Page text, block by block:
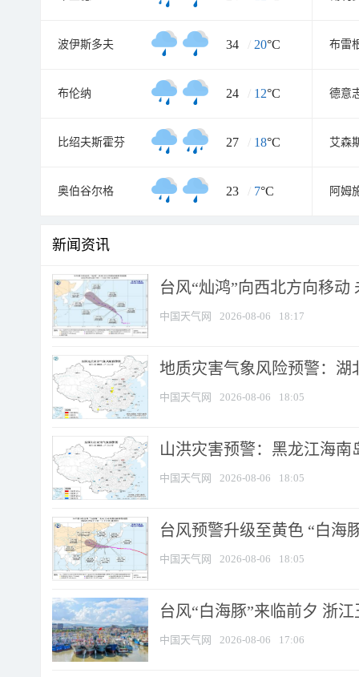
波伊斯多夫 34 / 20°C 布雷
布伦纳 24 / 12°C 德意
比绍夫斯霍芬 27 / 18°C 艾森
奥伯谷尔格 23 / 7°C 阿姆
新闻资讯
台风“灿鸿”向西北方向移动
中国天气网 2026-08-06 18:17
地质灾害气象风险预警：湖
中国天气网 2026-08-06 18:05
山洪灾害预警：黑龙江海
中国天气网 2026-08-06 18:05
台风预警升级至黄色 “白海
中国天气网 2026-08-06 18:05
台风“白海豚”来临前夕 浙
中国天气网 2026-08-06 17:06